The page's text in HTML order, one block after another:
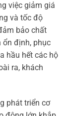
việc giảm giá
và tốc độ
bảo chất
ổn định, phục
hầu hết các hộ
ra, khách
phát triển cơ